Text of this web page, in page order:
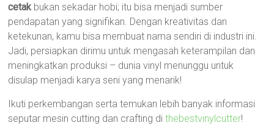
cetakbukan sekadar hobi; itu bisa menjadi sumber
pendapatan yang signifikan. Dengan kreativitas dan
ketekunan, kamu bisa membuat nama sendiri di industri ini.
Jadi, persiapkan dirimu untuk mengasah keterampilan dan
meningkatkan produksi – dunia vinyl menunggu untuk
disulap menjadi karya seni yang menarik!
Ikuti perkembangan serta temukan lebih banyak informasi
seputar mesin cutting dan crafting dithebestvinylcutter!